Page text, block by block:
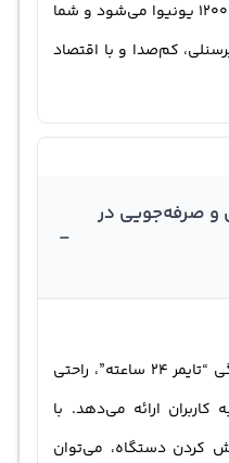
باعث افزایش کارایی کولر گازی 12000 یونیوا می‌شود و شما
کم‌صدا و با اقتصاد
و صرفه‌جویی در
-
کولر گازی مدل UN-AS12 با ویژگی “تایمر 24 ساعته”، راحتی
ارائه می‌دهد. با
کردن دستگاه، می‌توان